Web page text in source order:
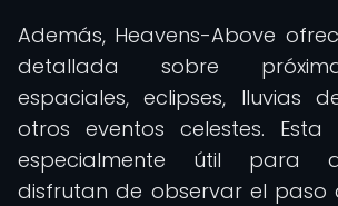
Además, Heavens-Above
detallada sobre
espaciales, eclipses, lluvias
otros eventos celestes. Esta
especialmente útil para
disfrutan de observar el paso